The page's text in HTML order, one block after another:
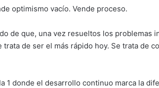
optimismo vacío. Vende proceso.
de que, una vez resueltos los problemas
trata de ser el más rápido hoy. Se trata de
1 donde el desarrollo continuo marca la